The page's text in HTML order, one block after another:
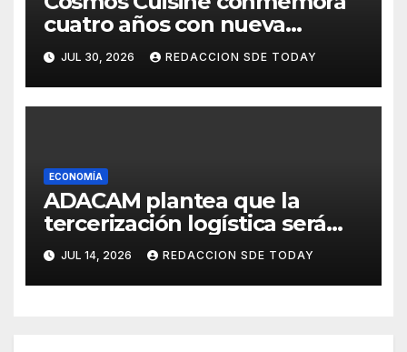
cuatro años con nueva
administración y nuevos
sabores
JUL 30, 2026 REDACCION SDE TODAY
ECONOMÍA
ADACAM plantea que la
tercerización logística será
decisiva para elevar la
competitividad de República
Dominicana
JUL 14, 2026 REDACCION SDE TODAY